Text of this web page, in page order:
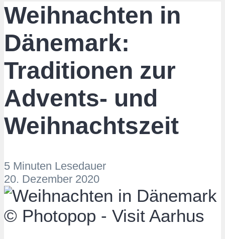
Weihnachten in
Dänemark:
Traditionen zur
Advents- und
Weihnachtszeit
5 Minuten Lesedauer
20. Dezember 2020